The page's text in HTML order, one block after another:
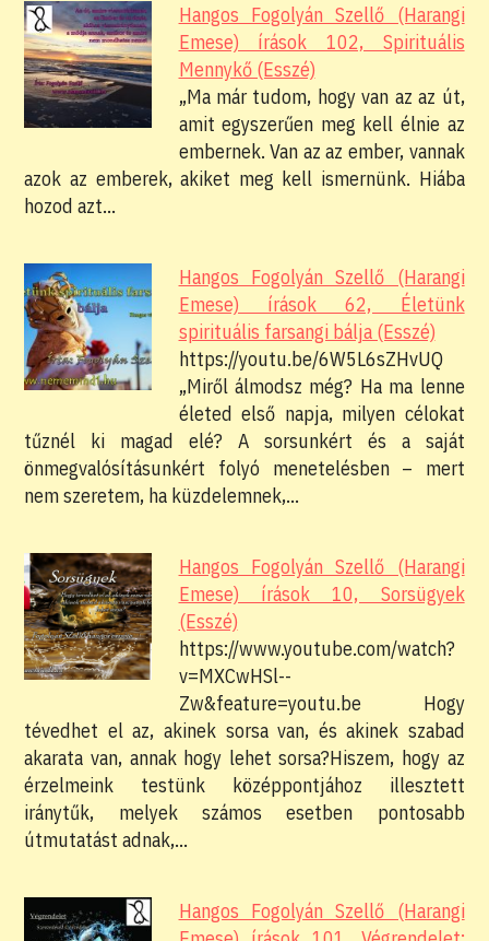
Hangos Fogolyán Szellő (Harangi
Emese) írások 102, Spirituális
Mennykő (Esszé)
„Ma már tudom, hogy van az az út,
amit egyszerűen meg kell élnie az
embernek. Van az az ember, vannak
azok az emberek, akiket meg kell ismernünk. Hiába
hozod azt…
Hangos Fogolyán Szellő (Harangi
Emese) írások 62, Életünk
spirituális farsangi bálja (Esszé)
https://youtu.be/6W5L6sZHvUQ
„Miről álmodsz még? Ha ma lenne
életed első napja, milyen célokat
tűznél ki magad elé? A sorsunkért és a saját
önmegvalósításunkért folyó menetelésben – mert
nem szeretem, ha küzdelemnek,…
Hangos Fogolyán Szellő (Harangi
Emese) írások 10, Sorsügyek
(Esszé)
https://www.youtube.com/watch?
v=MXCwHSl--
Zw&feature=youtu.be Hogy
tévedhet el az, akinek sorsa van, és akinek szabad
akarata van, annak hogy lehet sorsa?Hiszem, hogy az
érzelmeink testünk középpontjához illesztett
iránytűk, melyek számos esetben pontosabb
útmutatást adnak,…
Hangos Fogolyán Szellő (Harangi